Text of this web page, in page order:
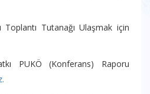
Tutanağı Ulaşmak için
PUKÖ (Konferans) Raporu